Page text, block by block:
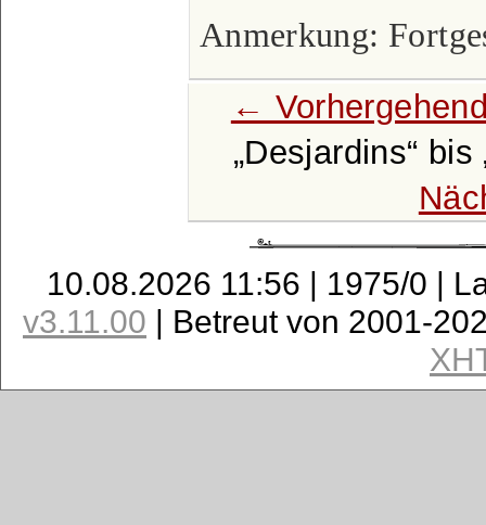
Anmerkung:
←
Desjardins
bis
10.08.2026 11:56 | 1975/0 |
v3.11.00 | Betreut von 2001-